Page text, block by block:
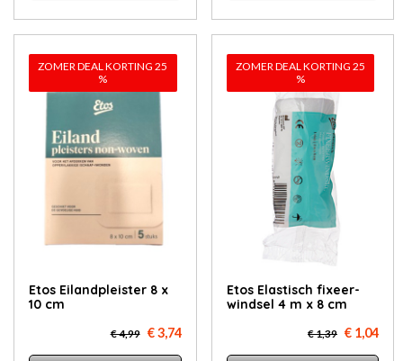
ZOMER DEAL KORTING 25
%
Etos Ei­land­pleis­ter 8 x
10 cm
€ 4,99 € 3,74
ZOMER DEAL KORTING 25
%
Etos Elas­tisch fixeer­
wind­sel 4 m x 8 cm
€ 1,39 € 1,04